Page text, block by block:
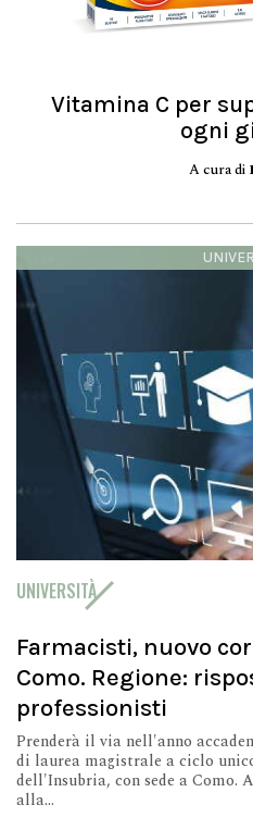
Vitamina C per
ogni
A cura di
UNIVERSITÀ
Farmacisti, nuovo
Como. Regione:
professionisti
Prenderà il via nell'anno
di laurea magistrale a ciclo
dell'Insubria, con sede a Como.
alla...